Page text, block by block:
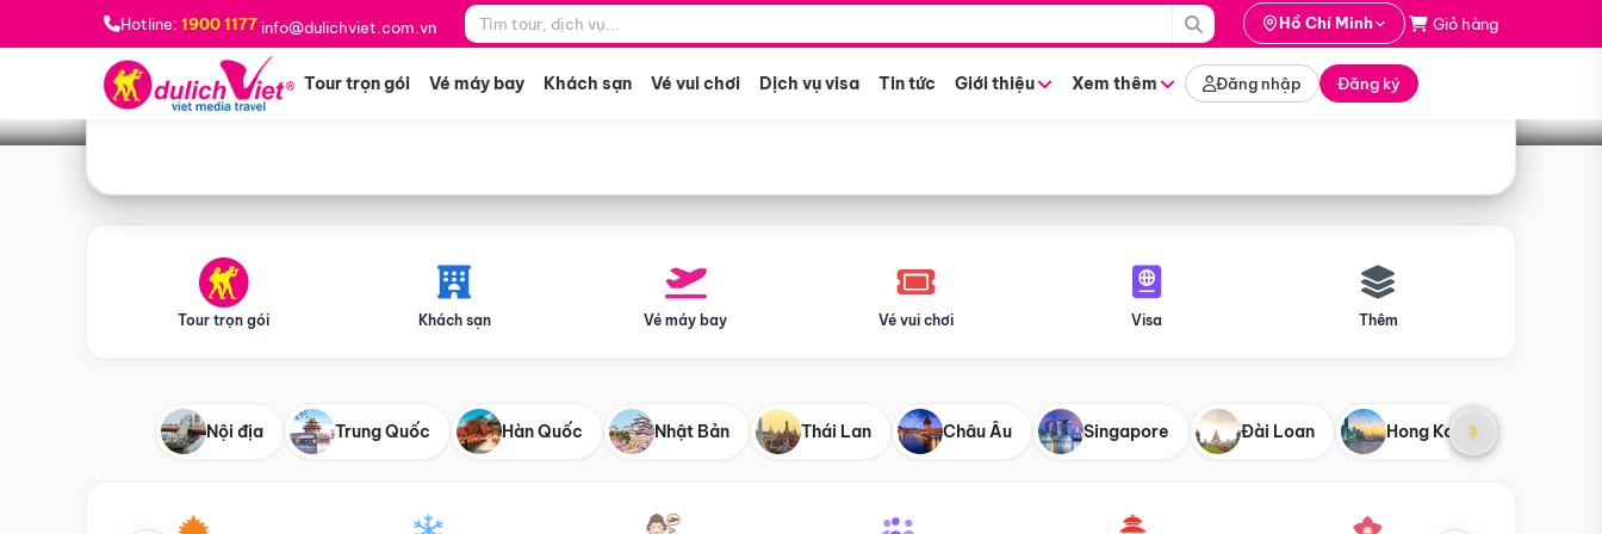
Hotline: 1900 1177 info@dulichviet.com.vn Hồ Chí Minh Giỏ hàng
Tour trọn gói Vé máy bay Khách sạn Vé vui chơi Dịch vụ visa Tin tức Giới thiệu Xem thêm Đăng nhập Đăng ký
Bạn muốn đi đâu? *
Tìm tour
Tour trọn gói Khách sạn Vé máy bay Vé vui chơi Visa Thêm
Nội địa Trung Quốc Hàn Quốc Nhật Bản Thái Lan Châu Âu Singapore Đài Loan Hong Kong